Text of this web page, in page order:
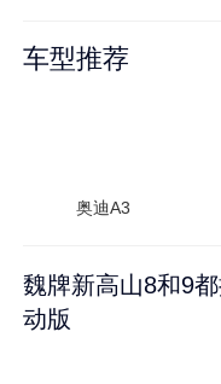
车型推荐
奥迪A3
魏牌新高山8和9
动版